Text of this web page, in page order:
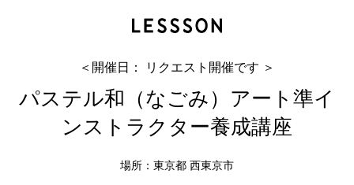
パステル和（なごみ）アート準インストラクター
須藤 有香＜開催日： リクエスト開催です ＞
パステル和（なごみ）アート準イ
ンストラクター養成講座
場所：東京都 西東京市